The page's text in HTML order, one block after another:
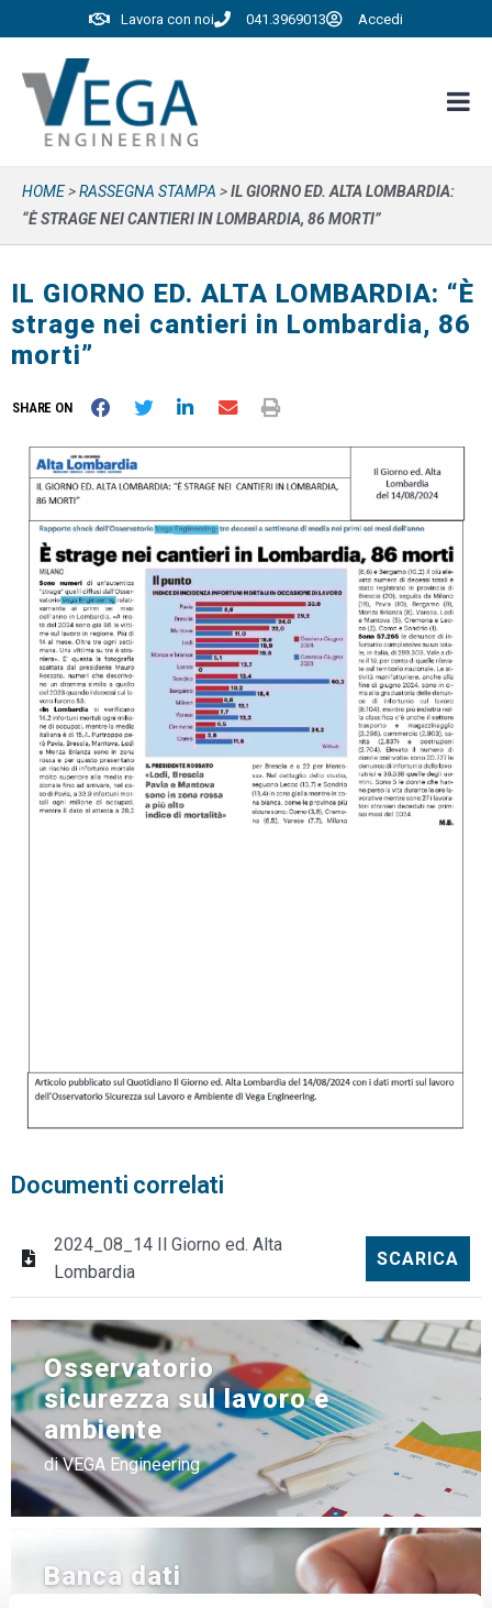
Lavora con noi 041.3969013 Accedi
HOME>RASSEGNA STAMPA >IL GIORNO ED. ALTA LOMBARDIA:
“È STRAGE NEI CANTIERI IN LOMBARDIA, 86 MORTI”
IL GIORNO ED. ALTA LOMBARDIA: “È
strage nei cantieri in Lombardia, 86
morti”
SHARE ON
Documenti correlati
2024_08_14 Il Giorno ed. Alta
Lombardia
SCARICA
Banca dati
Osservatorio
sicurezza sul lavoro e
ambiente
di VEGA Engineering